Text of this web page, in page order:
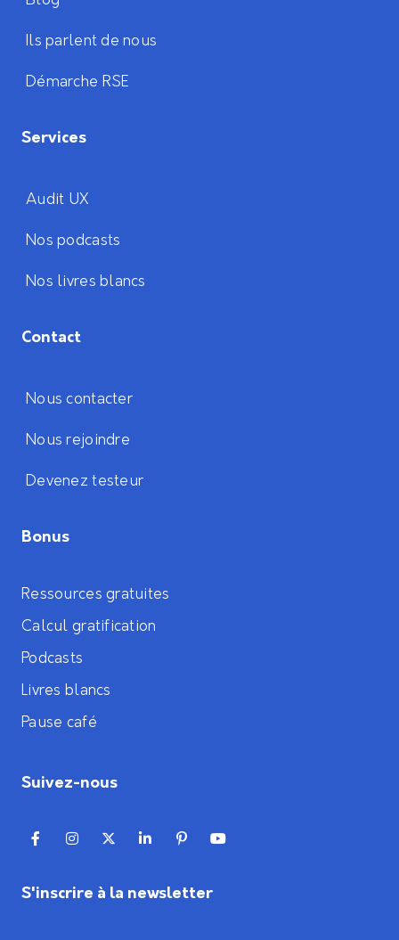
Ils parlent de nous
Démarche RSE
Services
Audit UX
Nos podcasts
Nos livres blancs
Contact
Nous contacter
Nous rejoindre
Devenez testeur
Bonus
Ressources gratuites
Calcul gratification
Podcasts
Livres blancs
Pause café
Suivez-nous
S'inscrire à la newsletter